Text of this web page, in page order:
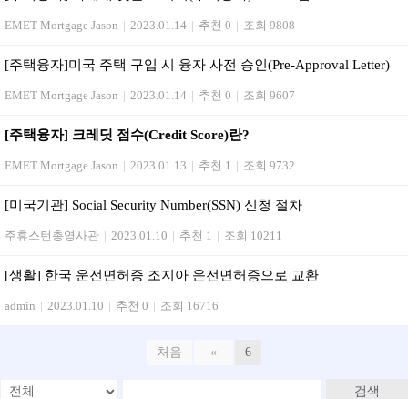
EMET Mortgage Jason | 2023.01.14 | 추천 0 | 조회 9808
[주택융자]미국 주택 구입 시 융자 사전 승인(Pre-Approval Letter)
EMET Mortgage Jason | 2023.01.14 | 추천 0 | 조회 9607
[주택융자] 크레딧 점수(Credit Score)란?
EMET Mortgage Jason | 2023.01.13 | 추천 1 | 조회 9732
[미국기관] Social Security Number(SSN) 신청 절차
주휴스턴총영사관 | 2023.01.10 | 추천 1 | 조회 10211
[생활] 한국 운전면허증 조지아 운전면허증으로 교환
admin | 2023.01.10 | 추천 0 | 조회 16716
처음 « 6
검색